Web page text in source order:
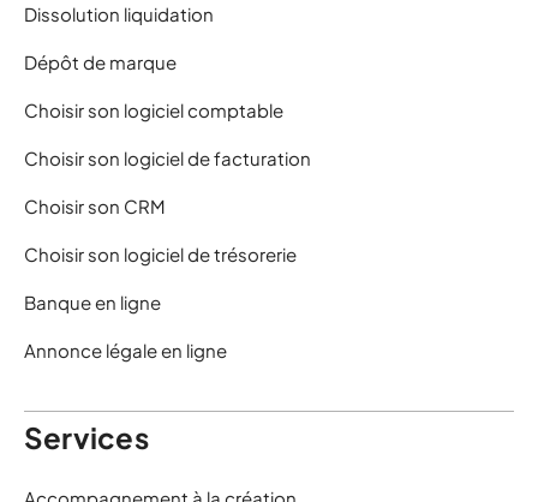
Dissolution liquidation
Dépôt de marque
Choisir son logiciel comptable
Choisir son logiciel de facturation
Choisir son CRM
Choisir son logiciel de trésorerie
Banque en ligne
Annonce légale en ligne
Services